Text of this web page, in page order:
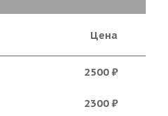
Цена
2500 ₽
2300 ₽